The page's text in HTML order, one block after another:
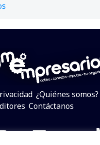
¿Quiénes somos?
Contáctanos
Twitter
LinkedIn